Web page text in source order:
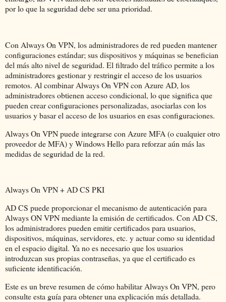
por lo que la seguridad debe ser una prioridad.
Con Always On VPN, los administradores de red pueden mantener
configuraciones estándar; sus dispositivos y máquinas se benefician
del más alto nivel de seguridad. El filtrado del tráfico permite a los
administradores gestionar y restringir el acceso de los usuarios
remotos. Al combinar Always On VPN con Azure AD, los
administradores obtienen acceso condicional, lo que significa que
pueden crear configuraciones personalizadas, asociarlas con los
usuarios y basar el acceso de los usuarios en esas configuraciones.
Always On VPN puede integrarse con Azure MFA (o cualquier otro
proveedor de MFA) y Windows Hello para reforzar aún más las
medidas de seguridad de la red.
Always On VPN + AD CS PKI
AD CS puede proporcionar el mecanismo de autenticación para
Always ON VPN mediante la emisión de certificados. Con AD CS,
los administradores pueden emitir certificados para usuarios,
dispositivos, máquinas, servidores, etc. y actuar como su identidad
en el espacio digital. Ya no es necesario que los usuarios
introduzcan sus propias contraseñas, ya que el certificado es
suficiente identificación.
Este es un breve resumen de cómo habilitar Always On VPN, pero
consulte esta guía para obtener una explicación más detallada.